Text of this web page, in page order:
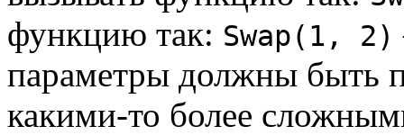
функцию так: Swap(1, 2)
параметры должны быть
какими-то более